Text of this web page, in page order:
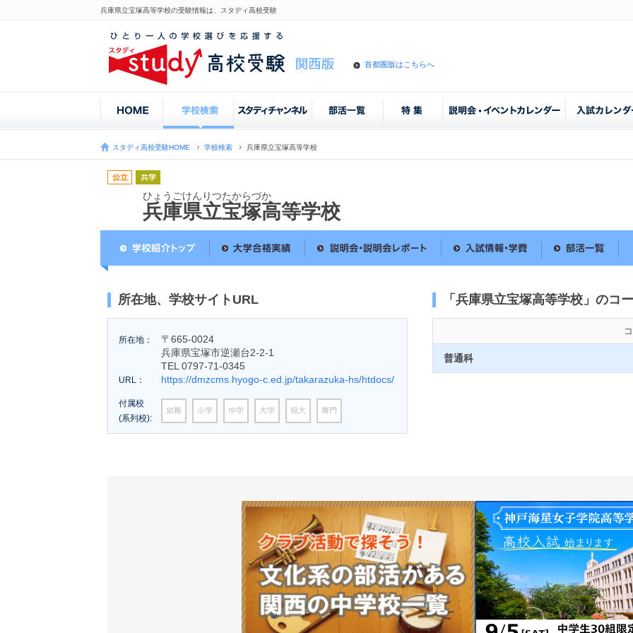
兵庫県立宝塚高等学校の受験情報は、スタディ高校受験
首都圏版はこちらへ
スタディ高校受験HOME 学校検索 兵庫県立宝塚高等学校
ひょうごけんりつたからづか
兵庫県立宝塚高等学校
所在地、学校サイトURL
所在地：
〒665-0024
兵庫県宝塚市逆瀬台2-2-1
TEL 0797-71-0345
URL： https://dmzcms.hyogo-c.ed.jp/takarazuka-hs/htdocs/
付属校
(系列校):
「兵庫県立宝塚高等学校」のコ
普通科